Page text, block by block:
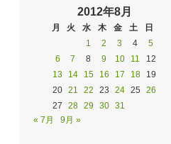
2012年8月
月 火 水 木 金 土
日
1
2 3 4
5
6
7 8 9 10 11
12
13
14 15 16 17 18
19
20 21 22 23 24 25
26
27
28 29 30
31
« 7月
9月 »